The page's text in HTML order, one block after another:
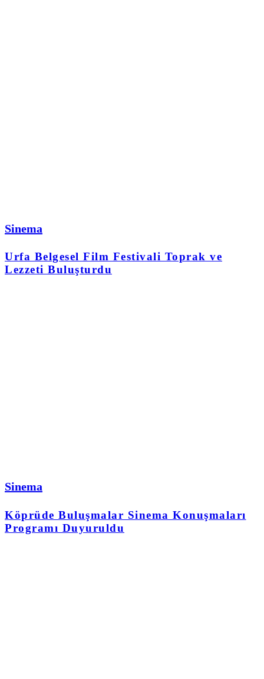
Sinema
Urfa Belgesel Film Festivali Toprak ve
Lezzeti Buluşturdu
Sinema
Köprüde Buluşmalar Sinema Konuşmaları
Programı Duyuruldu